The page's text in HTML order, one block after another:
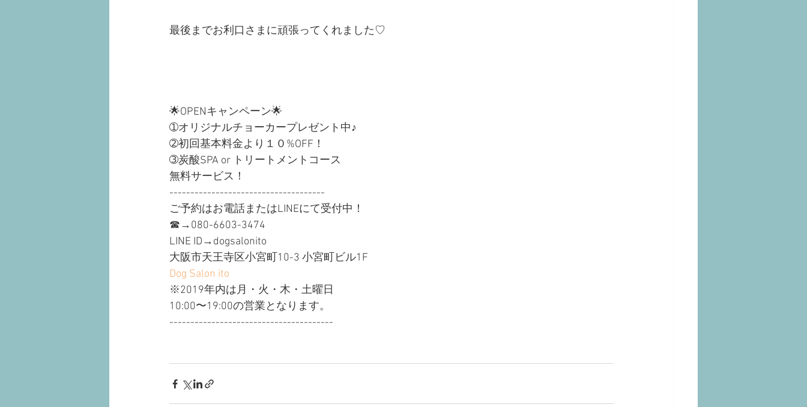
最後までお利口さまに頑張ってくれました♡
🌟OPENキャンペーン🌟
➀オリジナルチョーカープレゼント中♪
➁初回基本料金より１０%OFF！
➂炭酸SPA or トリートメントコース
無料サービス！
-------------------------------------
ご予約はお電話またはLINEにて受付中！
☎︎→080-6603-3474
LINE ID→dogsalonito
大阪市天王寺区小宮町10-3 小宮町ビル1F
Dog Salon ito
※2019年内は月・火・木・土曜日
10:00〜19:00の営業となります。
---------------------------------------